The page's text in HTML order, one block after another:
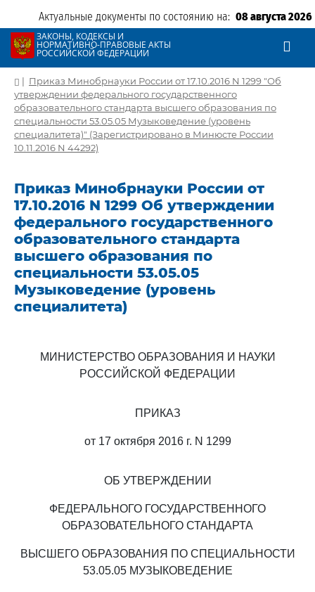
Актуальные документы по состоянию на: 08 августа 2026
ЗАКОНЫ, КОДЕКСЫ И
НОРМАТИВНО-ПРАВОВЫЕ АКТЫ
РОССИЙСКОЙ ФЕДЕРАЦИИ
| Приказ Минобрнауки России от 17.10.2016 N 1299 "Об
утверждении федерального государственного
образовательного стандарта высшего образования по
специальности 53.05.05 Музыковедение (уровень
специалитета)" (Зарегистрировано в Минюсте России
10.11.2016 N 44292)
Приказ Минобрнауки России от
17.10.2016 N 1299 Об утверждении
федерального государственного
образовательного стандарта
высшего образования по
специальности 53.05.05
Музыковедение (уровень
специалитета)
МИНИСТЕРСТВО ОБРАЗОВАНИЯ И НАУКИ
РОССИЙСКОЙ ФЕДЕРАЦИИ
ПРИКАЗ
от 17 октября 2016 г. N 1299
ОБ УТВЕРЖДЕНИИ
ФЕДЕРАЛЬНОГО ГОСУДАРСТВЕННОГО
ОБРАЗОВАТЕЛЬНОГО СТАНДАРТА
ВЫСШЕГО ОБРАЗОВАНИЯ ПО СПЕЦИАЛЬНОСТИ
53.05.05 МУЗЫКОВЕДЕНИЕ